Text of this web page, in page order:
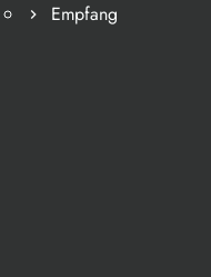
Empfang